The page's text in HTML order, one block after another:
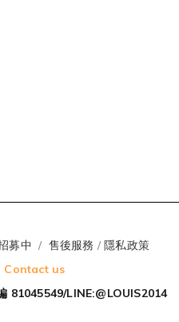
募中 / 售後服務 /隱私政策
Contact us
81045549/LINE:@LOUIS2014